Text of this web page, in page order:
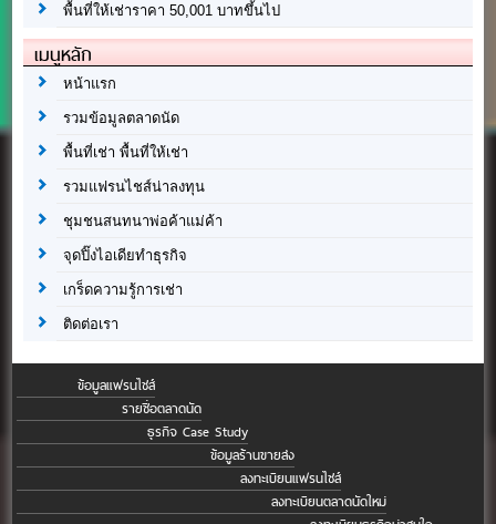
พื้นที่ให้เช่าราคา 50,001 บาทขึ้นไป
เมนูหลัก
หน้าแรก
รวมข้อมูลตลาดนัด
พื้นที่เช่า พื้นที่ให้เช่า
รวมแฟรนไชส์น่าลงทุน
ชุมชนสนทนาพ่อค้าแม่ค้า
จุดปิ๊งไอเดียทำธุรกิจ
เกร็ดความรู้การเช่า
ติดต่อเรา
ข้อมูลแฟรนไชส์
รายชื่อตลาดนัด
ธุรกิจ Case Study
ข้อมูลร้านขายส่ง
ลงทะเบียนแฟรนไชส์
ลงทะเบียนตลาดนัดใหม่